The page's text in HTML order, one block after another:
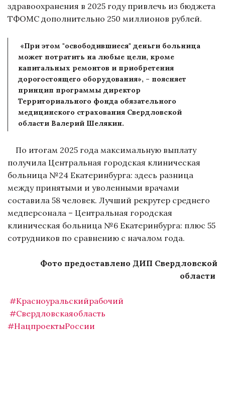
здравоохранения в 2025 году привлечь из бюджета
ТФОМС дополнительно 250 миллионов рублей.
«При этом "освободившиеся" деньги больница
может потратить на любые цели, кроме
капитальных ремонтов и приобретения
дорогостоящего оборудования», – поясняет
принцип программы директор
Территориального фонда обязательного
медицинского страхования Свердловской
области Валерий Шелякин.
По итогам 2025 года максимальную выплату
получила Центральная городская клиническая
больница №24 Екатеринбурга: здесь разница
между принятыми и уволенными врачами
составила 58 человек. Лучший рекрутер среднего
медперсонала – Центральная городская
клиническая больница №6 Екатеринбурга: плюс 55
сотрудников по сравнению с началом года.
Фото предоставлено ДИП Свердловской
области
#Красноуральскийрабочий
#Свердловскаяобласть
#НацпроектыРоссии